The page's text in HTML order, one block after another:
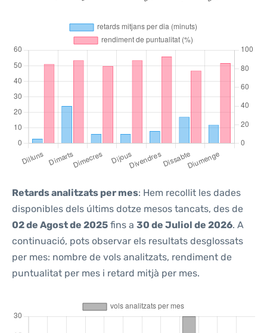
Retards analitzats per mes: Hem recollit les dades
disponibles dels últims dotze mesos tancats, des de
02 de Agost de 2025 fins a 30 de Juliol de 2026. A
continuació, pots observar els resultats desglossats
per mes: nombre de vols analitzats, rendiment de
puntualitat per mes i retard mitjà per mes.